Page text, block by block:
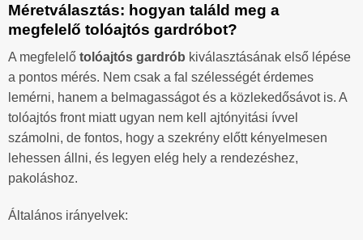
Méretválasztás: hogyan találd meg a
megfelelő tolóajtós gardróbot?
A megfelelő tolóajtós gardrób kiválasztásának első lépése
a pontos mérés. Nem csak a fal szélességét érdemes
lemérni, hanem a belmagasságot és a közlekedősávot is. A
tolóajtós front miatt ugyan nem kell ajtónyitási ívvel
számolni, de fontos, hogy a szekrény előtt kényelmesen
lehessen állni, és legyen elég hely a rendezéshez,
pakoláshoz.
Általános irányelvek: